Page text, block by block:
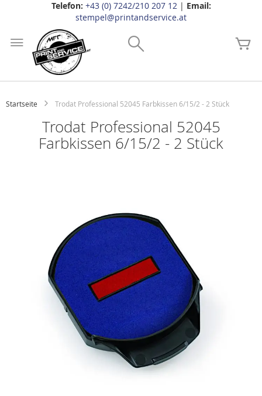
Telefon: +43 (0) 7242/210 207 12| Email:
stempel@printandservice.at
Inhalt
springen
Startseite Trodat Professional 52045 Farbkissen 6/15/2 - 2 Stück
Trodat Professional 52045
Farbkissen 6/15/2 - 2 Stück